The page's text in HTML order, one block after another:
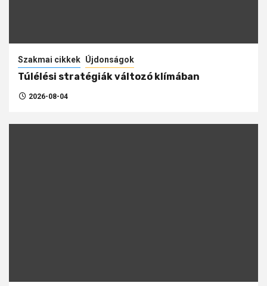
Szakmai cikkek Újdonságok
Túlélési stratégiák változó klímában
2026-08-04